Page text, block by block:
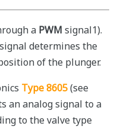
a PWM signal1).
signal determines the
of the plunger.
Type 8605(see
an analog signal to a
to the valve type